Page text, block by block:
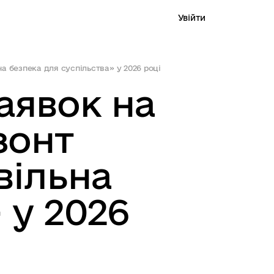
Пошук
Про портал
Увійти
безпека для суспільства» у 2026 році
на
у 2026